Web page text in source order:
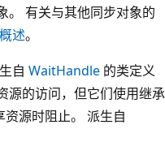
。 有关与其他同步对象的
述。
自 WaitHandle 的类定义
源的访问，但它们使用继承
源时阻止。 派生自